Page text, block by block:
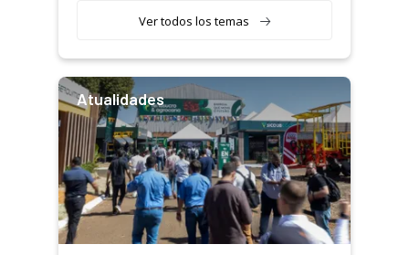
Ver todos los temas
Atualidades